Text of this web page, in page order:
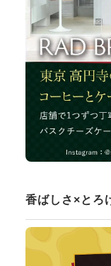
香ばしさ×とろ
マカロン
生チョコレート